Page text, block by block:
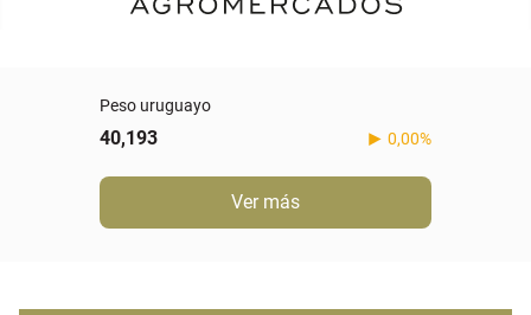
Peso uruguayo
40,193 0,00%
Ver más